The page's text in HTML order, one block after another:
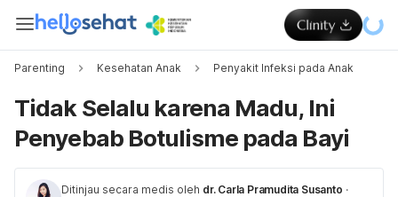
Parenting Kesehatan Anak Penyakit Infeksi pada Anak
Tidak Selalu karena Madu, Ini
Penyebab Botulisme pada Bayi
Ditinjau secara medis oleh dr. Carla Pramudita Susanto ·